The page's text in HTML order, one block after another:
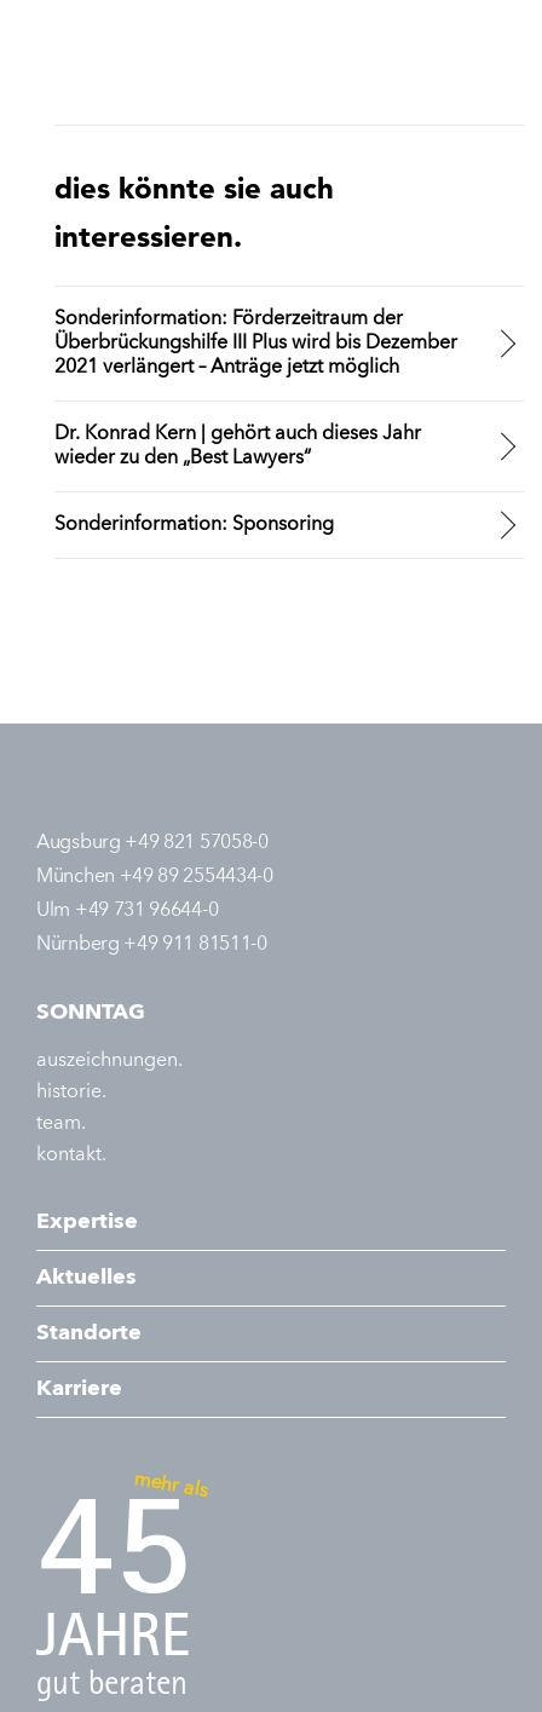
dies könnte sie auch
interessieren.
Sonderinformation: Förderzeitraum der
Überbrückungshilfe III Plus wird bis Dezember
2021 verlängert – Anträge jetzt möglich
Dr. Konrad Kern | gehört auch dieses Jahr
wieder zu den „Best Lawyers“
Sonderinformation: Sponsoring
Augsburg +49 821 57058-0
München +49 89 2554434-0
Ulm +49 731 96644-0
Nürnberg +49 911 81511-0
SONNTAG
auszeichnungen.
historie.
team.
kontakt.
Expertise
Aktuelles
Standorte
Karriere
mehr als
45
JAHRE
gut beraten